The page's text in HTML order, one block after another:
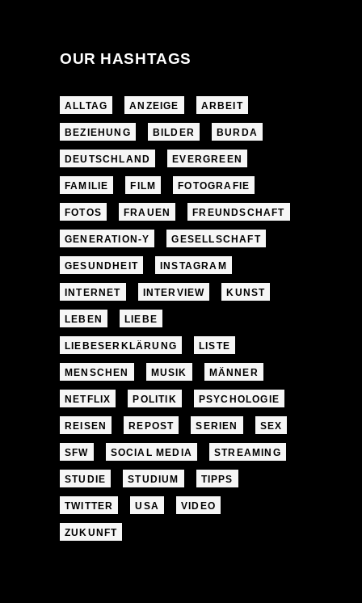
OUR HASHTAGS
ALLTAG ANZEIGE ARBEIT
BEZIEHUNG BILDER BURDA
DEUTSCHLAND EVERGREEN
FAMILIE FILM FOTOGRAFIE
FOTOS FRAUEN FREUNDSCHAFT
GENERATION-Y GESELLSCHAFT
GESUNDHEIT INSTAGRAM
INTERNET INTERVIEW KUNST
LEBEN LIEBE
LIEBESERKLÄRUNG LISTE
MENSCHEN MUSIK MÄNNER
NETFLIX POLITIK PSYCHOLOGIE
REISEN REPOST SERIEN SEX
SFW SOCIAL MEDIA STREAMING
STUDIE STUDIUM TIPPS
TWITTER USA VIDEO
ZUKUNFT